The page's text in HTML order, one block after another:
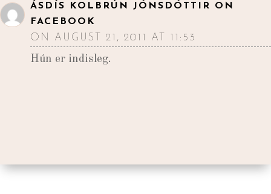
ÁSDÍS KOLBRÚN JÓNSDÓTTIR ON
FACEBOOK
ON AUGUST 21, 2011 AT 11:53
Hún er indisleg.